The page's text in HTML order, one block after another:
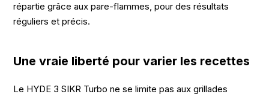
répartie grâce aux pare-flammes, pour des résultats
réguliers et précis.
Une vraie liberté pour varier les recettes
Le HYDE 3 SIKR Turbo ne se limite pas aux grillades